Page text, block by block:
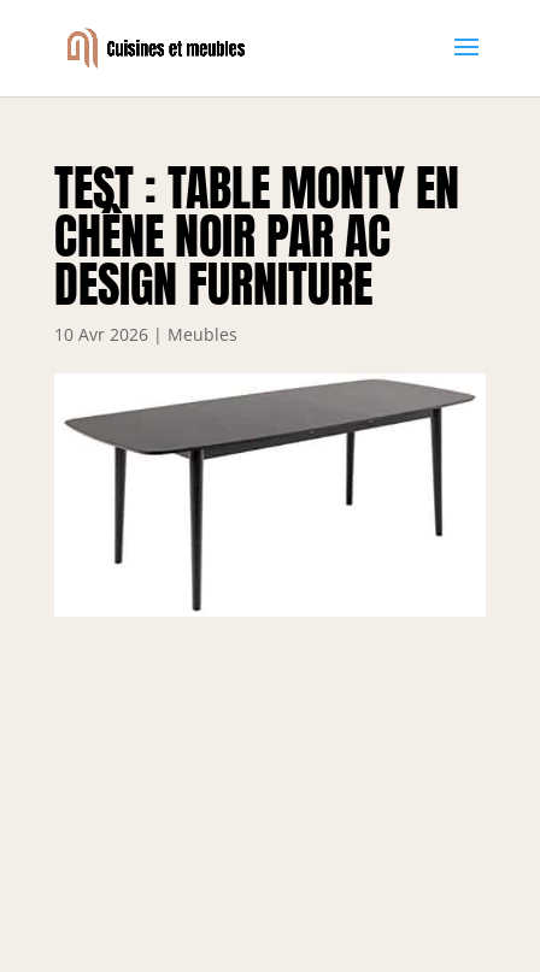
TEST : TABLE MONTY EN
CHÊNE NOIR PAR AC
DESIGN FURNITURE
10 Avr 2026| Meubles